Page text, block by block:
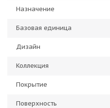
Назначение
Базовая единица
Дизайн
Коллекция
Покрытие
Поверхность